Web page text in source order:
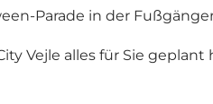
Parade in der
Vejle alles für Sie geplant